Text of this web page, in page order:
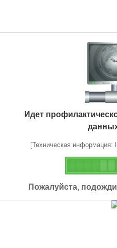
Идет
[Техническая информация:
Пожалуйста,